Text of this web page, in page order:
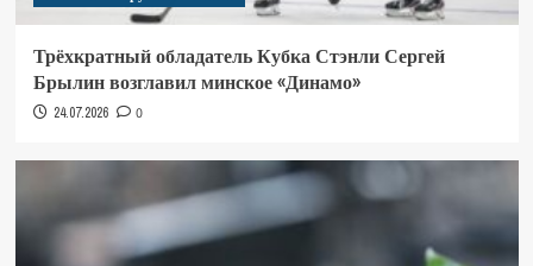
Трёхкратный обладатель Кубка Стэнли Сергей
Брылин возглавил минское «Динамо»
24.07.2026 0